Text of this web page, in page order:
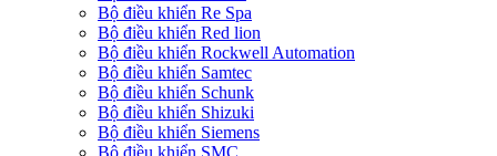
Bộ điều khiển Re Spa
Bộ điều khiển Red lion
Bộ điều khiển Rockwell Automation
Bộ điều khiển Samtec
Bộ điều khiển Schunk
Bộ điều khiển Shizuki
Bộ điều khiển Siemens